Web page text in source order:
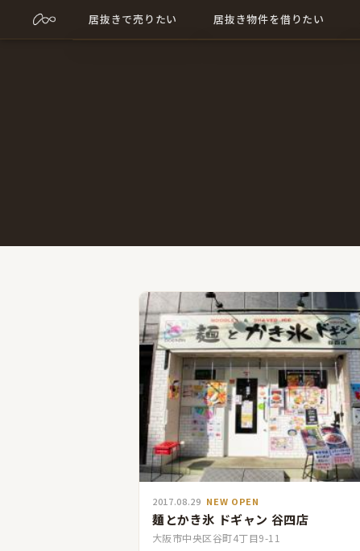
居抜きで売りたい 居抜き物件を借りたい
2017.08.29 NEW OPEN
麺とかき氷 ドギャン 谷四店
大阪市中央区谷町4丁目9-11